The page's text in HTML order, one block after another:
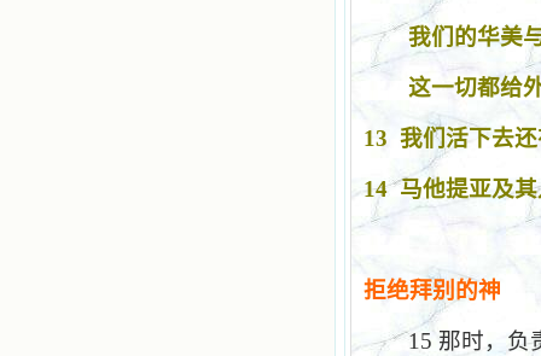
我们的华美
这一切都给
13 我们活下去
14 马他提亚及
拒绝拜别的神
15 那时，负